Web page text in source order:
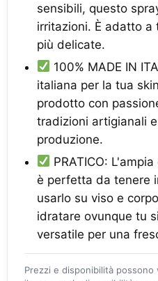
sensibili, questo
irritazioni. È adatto a
più delicate.
100% MADE IN
italiana per la tua
prodotto con
tradizioni artigianali
produzione.
PRATICO:
è perfetta da tenere
usarlo su viso e
idratare ovunque tu
versatile per una
Prezzi e disponibilità possono